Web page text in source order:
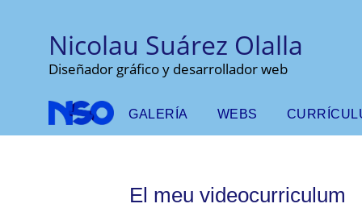
Nicolau Suárez Olalla
Diseñador gráfico y desarrollador web
GALERÍA WEBS
El meu videocurriculum